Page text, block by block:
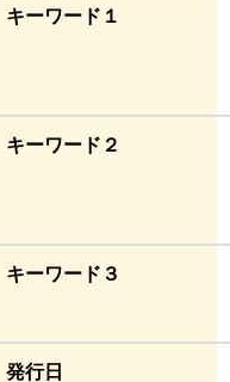
キーワード１
キーワード２
キーワード３
発行日